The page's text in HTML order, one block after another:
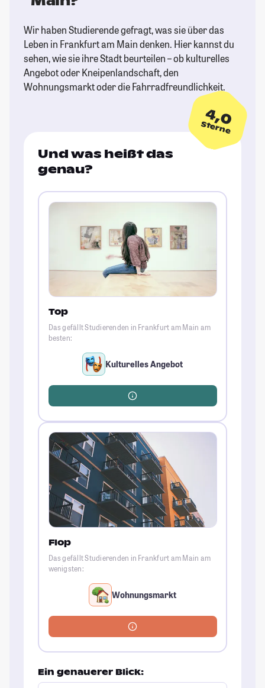
Wir haben Studierende gefragt, was sie über das
Leben in Frankfurt am Main denken. Hier kannst du
sehen, wie sie ihre Stadt beurteilen – ob kulturelles
Angebot oder Kneipenlandschaft, den
Wohnungsmarkt oder die Fahrradfreundlichkeit.
4,0
Sterne
Und was heißt das
genau?
Top
Das gefällt Studierenden in Frankfurt am Main am
besten:
Kulturelles Angebot
Flop
Das gefällt Studierenden in Frankfurt am Main am
wenigsten:
Wohnungsmarkt
Ein genauerer Blick: